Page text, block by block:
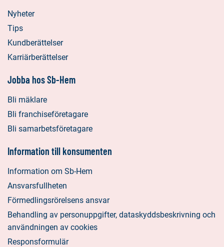
Nyheter
Tips
Kundberättelser
Karriärberättelser
Jobba hos Sb-Hem
Bli mäklare
Bli franchiseföretagare
Bli samarbetsföretagare
Information till konsumenten
Information om Sb-Hem
Ansvarsfullheten
Förmedlingsrörelsens ansvar
Behandling av personuppgifter, dataskyddsbeskrivning och
användningen av cookies
Responsformulär